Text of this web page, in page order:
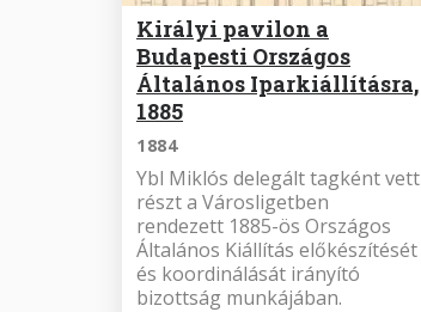
Királyi pavilon a
Budapesti Országos
Általános Iparkiállításra,
1885
1884
Ybl Miklós delegált tagként vett
részt a Városligetben
rendezett 1885-ös Országos
Általános Kiállítás előkészítését
és koordinálását irányító
bizottság munkájában.